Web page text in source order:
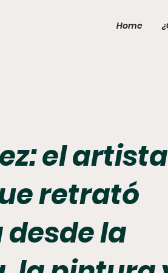
Home
el artista
retrató
la